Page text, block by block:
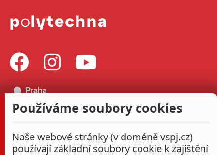
Používáme soubory cookies
Naše webové stránky (v doméně vspj.cz)
používají základní soubory cookie k zajištění